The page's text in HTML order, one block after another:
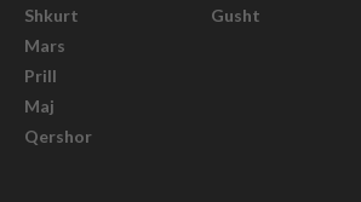
Shkurt
Mars
Prill
Maj
Qershor
Gusht